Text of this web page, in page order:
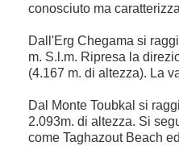
conosciuto ma
Dall'Erg Chegama si
m. S.l.m. Ripresa la
(4.167 m. di altezza). La
Dal Monte Toubkal si
2.093m. di altezza. Si
come Taghazout Beach